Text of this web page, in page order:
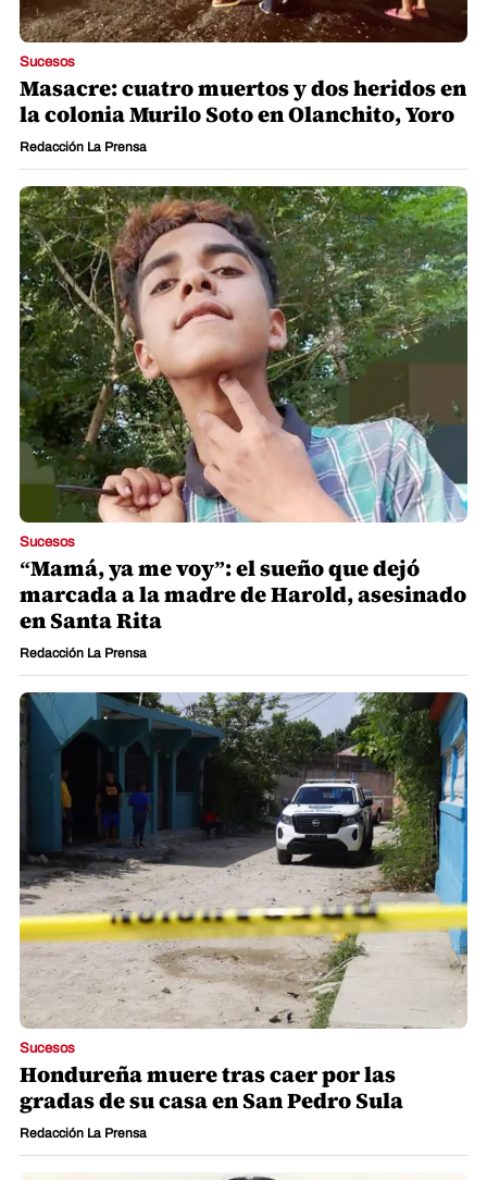
Sucesos
Masacre: cuatro muertos y dos heridos en
la colonia Murilo Soto en Olanchito, Yoro
Redacción La Prensa
Sucesos
“Mamá, ya me voy”: el sueño que dejó
marcada a la madre de Harold, asesinado
en Santa Rita
Redacción La Prensa
Sucesos
Hondureña muere tras caer por las
gradas de su casa en San Pedro Sula
Redacción La Prensa